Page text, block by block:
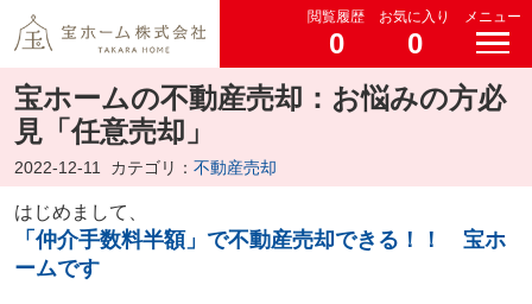
閲覧履歴
0
お気に入り
0
メニュー
宝ホームの不動産売却：お悩みの方必
見「任意売却」
2022-12-11 カテゴリ： 不動産売却
はじめまして、
「仲介手数料半額」で不動産売却できる！！ 宝ホ
ームです